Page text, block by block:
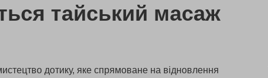
тайський масаж
дотику, яке спрямоване на відновлення